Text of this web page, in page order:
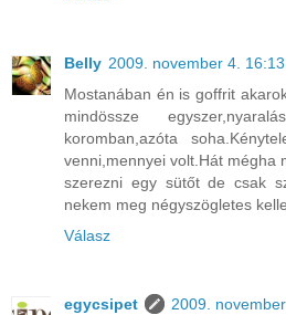
Belly 2009. november 4. 16:13
Mostanában én is goffrit
mindössze
koromban,azóta
venni,mennyei volt.Hát mégha
szerezni egy sütőt de csak
nekem meg négyszögletes
Válasz
egycsipet
2009.